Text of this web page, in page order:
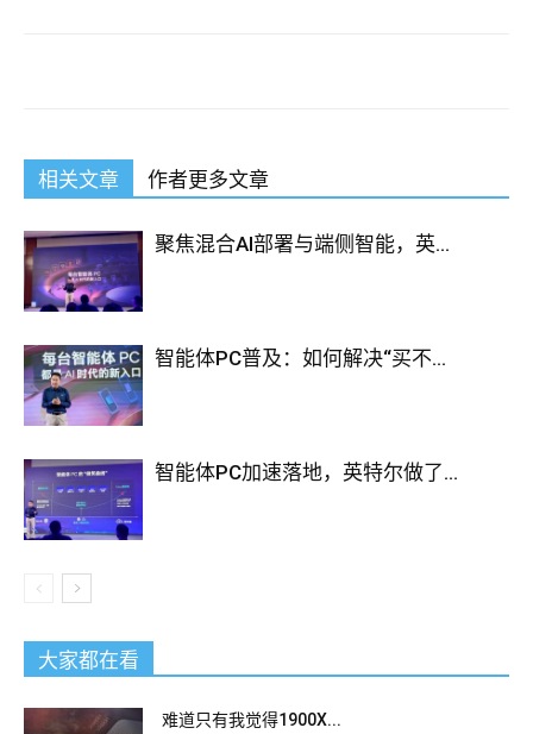
相关文章 作者更多文章
聚焦混合AI部署与端侧智能，英...
智能体PC普及：如何解决“买不...
智能体PC加速落地，英特尔做了...
大家都在看
难道只有我觉得1900X...